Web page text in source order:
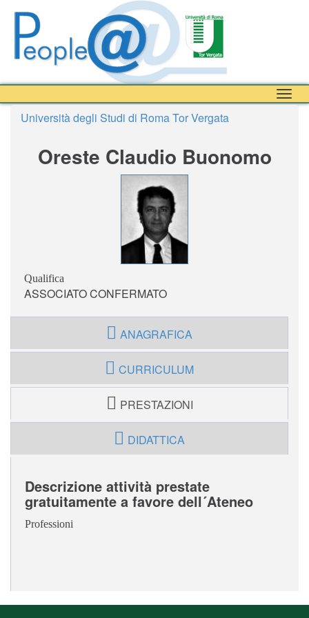
Università degli Studi di Roma Tor Vergata
Oreste Claudio Buonomo
Qualifica
ASSOCIATO CONFERMATO
ANAGRAFICA
CURRICULUM
PRESTAZIONI
DIDATTICA
Descrizione attività prestate
gratuitamente a favore dell´Ateneo
Professioni